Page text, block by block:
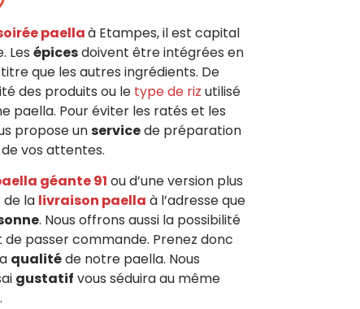
paellaà Etampes, il est capital
Les épicesdoivent être intégrées en
que les autres ingrédients. De
des produits ou le type de riz utilisé
paella. Pour éviter les ratés et les
propose unservicede préparation
vos attentes.
géante 91 ou d’une version plus
de la livraison paella à l’adresse que
. Nous offrons aussi la possibilité
passer commande. Prenez donc
qualitéde notre paella. Nous
gustatif vous séduira au même